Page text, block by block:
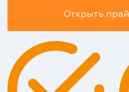
Открыть